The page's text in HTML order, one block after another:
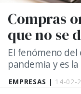
EMPRESAS | 14-02-
Compras
que no se
El fenómeno del
pandemia y es